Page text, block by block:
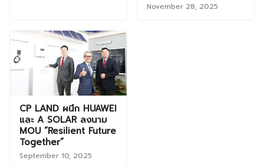
November 28, 2025
CP LAND ผนึก HUAWEI
และ A SOLAR ลงนาม
MOU “Resilient Future
Together”
September 10, 2025